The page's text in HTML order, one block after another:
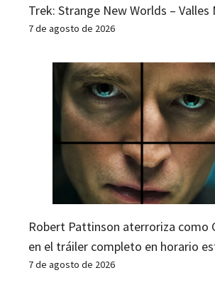
Trek: Strange New Worlds – Valles
7 de agosto de 2026
Robert Pattinson aterroriza como
en el tráiler completo en horario
7 de agosto de 2026